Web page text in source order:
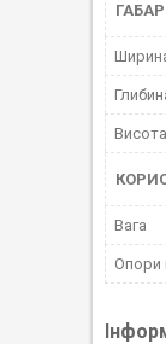
Вага
Опори